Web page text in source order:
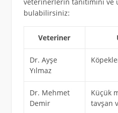
bulabilirsiniz:
Veteriner
Dr. Ayşe
Yılmaz
Dr. Mehmet
Demir
Küçük
tavşan